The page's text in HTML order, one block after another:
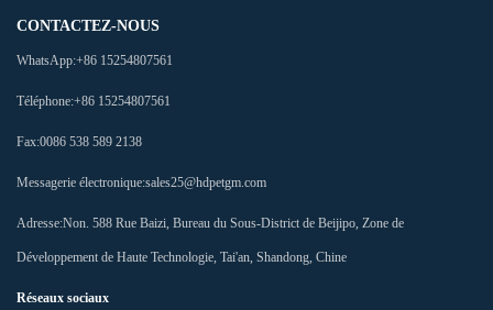
CONTACTEZ-NOUS
WhatsApp:+86 15254807561
Téléphone:+86 15254807561
Fax:0086 538 589 2138
Messagerie électronique:sales25@hdpetgm.com
Adresse:Non. 588 Rue Baizi, Bureau du Sous-District de Beijipo, Zone de
Développement de Haute Technologie, Tai'an, Shandong, Chine
Réseaux sociaux